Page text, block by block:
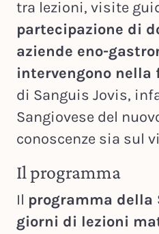
tra lezioni, visite
partecipazione di
aziende eno-
intervengono nella
di Sanguis Jovis,
Sangiovese del
conoscenze sia sul
Il programma
Il programma della
giorni di lezioni